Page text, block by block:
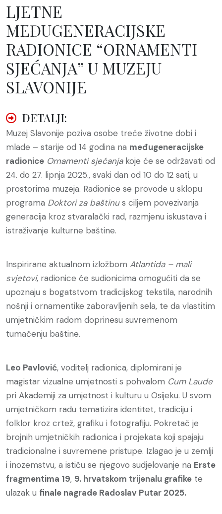
LJETNE
MEĐUGENERACIJSKE
RADIONICE “ORNAMENTI
SJEĆANJA” U MUZEJU
SLAVONIJE
DETALJI:
Muzej Slavonije poziva osobe treće životne dobi i
mlade – starije od 14 godina na međugeneracijske
radionice Ornamenti sjećanjakoje će se održavati od
24. do 27. lipnja 2025., svaki dan od 10 do 12 sati, u
prostorima muzeja. Radionice se provode u sklopu
programa Doktori za baštinus ciljem povezivanja
generacija kroz stvaralački rad, razmjenu iskustava i
istraživanje kulturne baštine.
Inspirirane aktualnom izložbom Atlantida – mali
svjetovi, radionice će sudionicima omogućiti da se
upoznaju s bogatstvom tradicijskog tekstila, narodnih
nošnji i ornamentike zaboravljenih sela, te da vlastitim
umjetničkim radom doprinesu suvremenom
tumačenju baštine.
Leo Pavlović, voditelj radionica, diplomirani je
magistar vizualne umjetnosti s pohvalom Cum Laude
pri Akademiji za umjetnost i kulturu u Osijeku. U svom
umjetničkom radu tematizira identitet, tradiciju i
folklor kroz crtež, grafiku i fotografiju. Pokretač je
brojnih umjetničkih radionica i projekata koji spajaju
tradicionalne i suvremene pristupe. Izlagao je u zemlji
i inozemstvu, a ističu se njegovo sudjelovanje na Erste
fragmentima 19, 9. hrvatskom trijenalu grafike te
ulazak u finale nagrade Radoslav Putar 2025.